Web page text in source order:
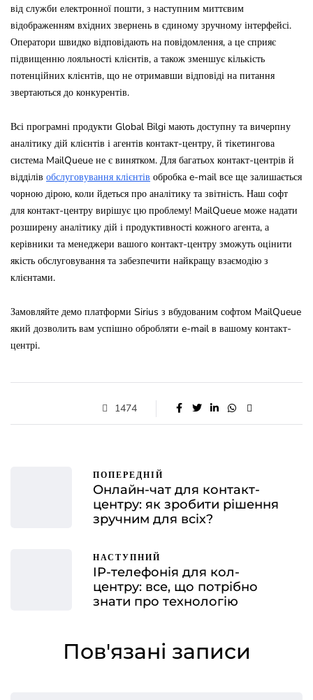
від служби електронної пошти, з наступним миттєвим
відображенням вхідних звернень в єдиному зручному інтерфейсі.
Оператори швидко відповідають на повідомлення, а це сприяє
підвищенню лояльності клієнтів, а також зменшує кількість
потенційних клієнтів, що не отримавши відповіді на питання
звертаються до конкурентів.
Всі програмні продукти Global Bilgi мають доступну та вичерпну
аналітику дій клієнтів і агентів контакт-центру, й тікетингова
система MailQueue не є винятком. Для багатьох контакт-центрів й
відділів обслуговування клієнтів обробка e-mail все ще залишається
чорною дірою, коли йдеться про аналітику та звітність. Наш софт
для контакт-центру вирішує цю проблему! MailQueue може надати
розширену аналітику дій і продуктивності кожного агента, а
керівники та менеджери вашого контакт-центру зможуть оцінити
якість обслуговування та забезпечити найкращу взаємодію з
клієнтами.
Замовляйте демо платформи Sirius з вбудованим софтом MailQueue
який дозволить вам успішно обробляти e-mail в вашому контакт-
центрі.
1474
ПОПЕРЕДНІЙ
Онлайн-чат для контакт-
центру: як зробити рішення
зручним для всіх?
НАСТУПНИЙ
IP-телефонія для кол-
центру: все, що потрібно
знати про технологію
Пов'язані записи